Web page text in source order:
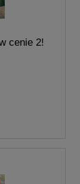
cenie 2!